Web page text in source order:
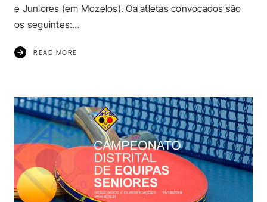
e Juniores (em Mozelos). Oa atletas convocados são
os seguintes:…
READ MORE